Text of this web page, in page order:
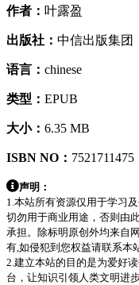
作者： 叶露盈
出版社： 中信出版集团
语言： chinese
类型： EPUB
大小： 6.35 MB
ISBN NO： 7521711475
声明：
1.本站所有资源仅用于学习
切勿用于商业用途，否则由
承担。除标明原创外均来自
有,如侵犯到您权益请联系本
2.建立本站的目的是为爱好
台，让知识引领人类文明进步